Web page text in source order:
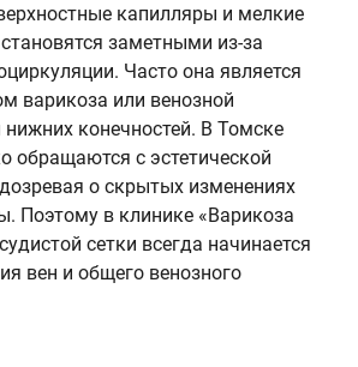
капилляры и мелкие
заметными из-за
Часто она является
варикоза или венозной
нижних конечностей. В Томске
обращаются с эстетической
о скрытых изменениях
Поэтому в клинике «Варикоза
сетки всегда начинается
вен и общего венозного